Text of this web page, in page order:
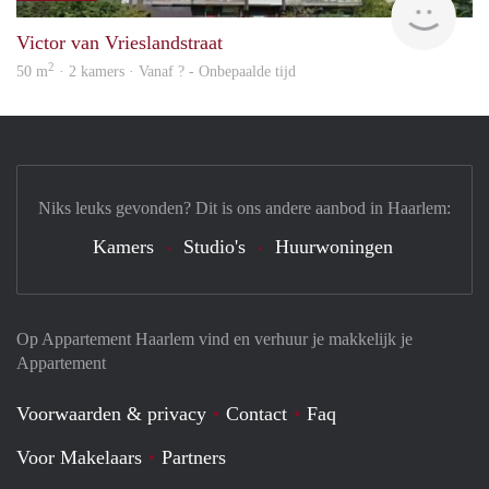
Victor van Vrieslandstraat
50 m2 · 2 kamers · Vanaf ? - Onbepaalde tijd
Op Appartement Haarlem vind en verhuur je makkelijk je
Appartement
Voorwaarden & privacy Contact
Faq
Voor Makelaars
Partners
Niks leuks gevonden? Dit is ons andere aanbod in Haarlem:
Kamers Studio's Huurwoningen